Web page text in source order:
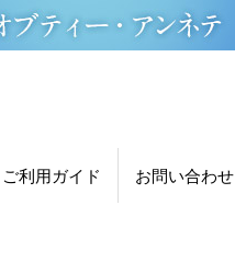
ご利用ガイド お問い合わせ